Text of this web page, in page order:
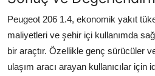
Peugeot 206 1.4, ekonomik yakıt
maliyetleri ve şehir içi kullanımda
bir araçtır. Özellikle genç sürücüler
ulaşım aracı arayan kullanıcılar için